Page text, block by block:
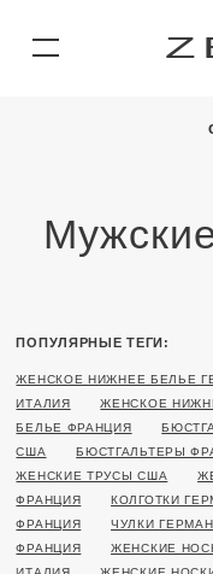
ПОПУЛЯРНЫЕ ТЕГИ:
ЖЕНСКОЕ НИЖНЕЕ БЕЛЬЕ
ИТАЛИЯ
ЖЕНСКОЕ
БЕЛЬЕ ФРАНЦИЯ
США
БЮСТГАЛЬТЕРЫ
ЖЕНСКИЕ ТРУСЫ США
ФРАНЦИЯ
КОЛГОТКИ
ФРАНЦИЯ
ЧУЛКИ
ФРАНЦИЯ
ЖЕНСКИЕ